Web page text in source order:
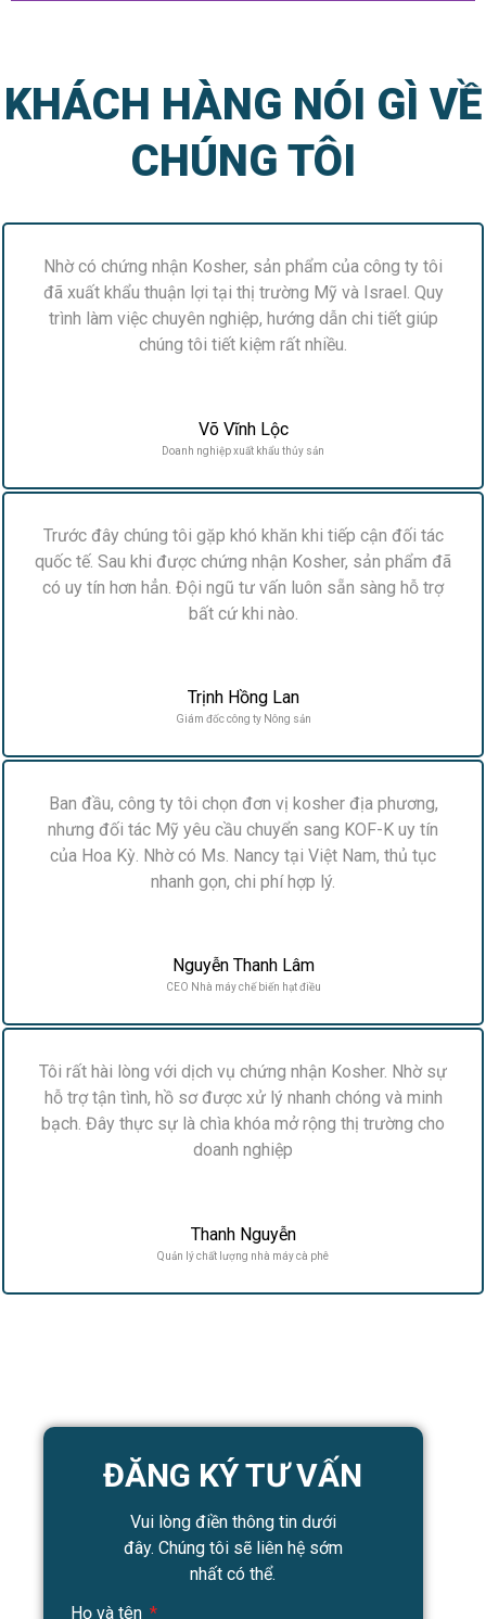
KHÁCH HÀNG NÓI GÌ VỀ
CHÚNG TÔI
Võ Vĩnh Lộc
Doanh nghiệp xuất khẩu thủy sản
Nhờ có chứng nhận Kosher, sản phẩm của công ty tôi
đã xuất khẩu thuận lợi tại thị trường Mỹ và Israel. Quy
trình làm việc chuyên nghiệp, hướng dẫn chi tiết giúp
chúng tôi tiết kiệm rất nhiều.
Trịnh Hồng Lan
Giám đốc công ty Nông sản
Trước đây chúng tôi gặp khó khăn khi tiếp cận đối tác
quốc tế. Sau khi được chứng nhận Kosher, sản phẩm đã
có uy tín hơn hẳn. Đội ngũ tư vấn luôn sẵn sàng hỗ trợ
bất cứ khi nào.
Nguyễn Thanh Lâm
CEO Nhà máy chế biến hạt điều
Ban đầu, công ty tôi chọn đơn vị kosher địa phương,
nhưng đối tác Mỹ yêu cầu chuyển sang KOF-K uy tín
của Hoa Kỳ. Nhờ có Ms. Nancy tại Việt Nam, thủ tục
nhanh gọn, chi phí hợp lý.
Thanh Nguyễn
Quản lý chất lượng nhà máy cà phê
Tôi rất hài lòng với dịch vụ chứng nhận Kosher. Nhờ sự
hỗ trợ tận tình, hồ sơ được xử lý nhanh chóng và minh
bạch. Đây thực sự là chìa khóa mở rộng thị trường cho
doanh nghiệp
ĐĂNG KÝ TƯ VẤN
Vui lòng điền thông tin dưới
đây. Chúng tôi sẽ liên hệ sớm
nhất có thể.
Họ và tên